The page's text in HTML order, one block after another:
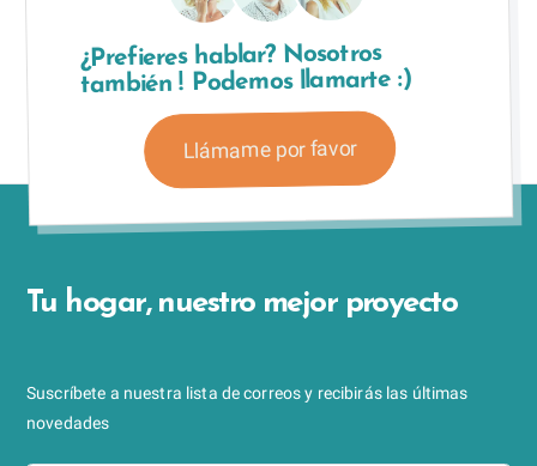
¿Prefieres hablar? Nosotros
también ! Podemos llamarte :)
Llámame por favor
Tu hogar, nuestro mejor proyecto
Suscríbete a nuestra lista de correos y recibirás las últimas
novedades